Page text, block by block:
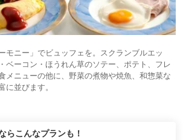
モニー」でビュッフェを。スクランブルエッ
ベーコン・ほうれん草のソテー、ポテト、フレ
メニューの他に、野菜の煮物や焼魚、和惣菜な
に並びます。
らこんなプランも！